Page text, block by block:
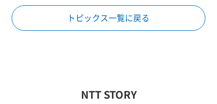
トピックス一覧に戻る
NTT STORY